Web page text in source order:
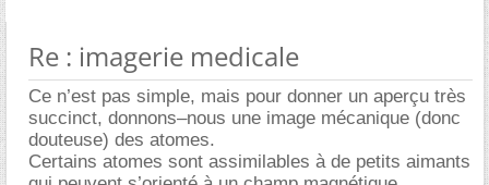
Re : imagerie medicale
Ce n’est pas simple, mais pour donner un aperçu très
succinct, donnons–nous une image mécanique (donc
douteuse) des atomes.
Certains atomes sont assimilables à de petits aimants